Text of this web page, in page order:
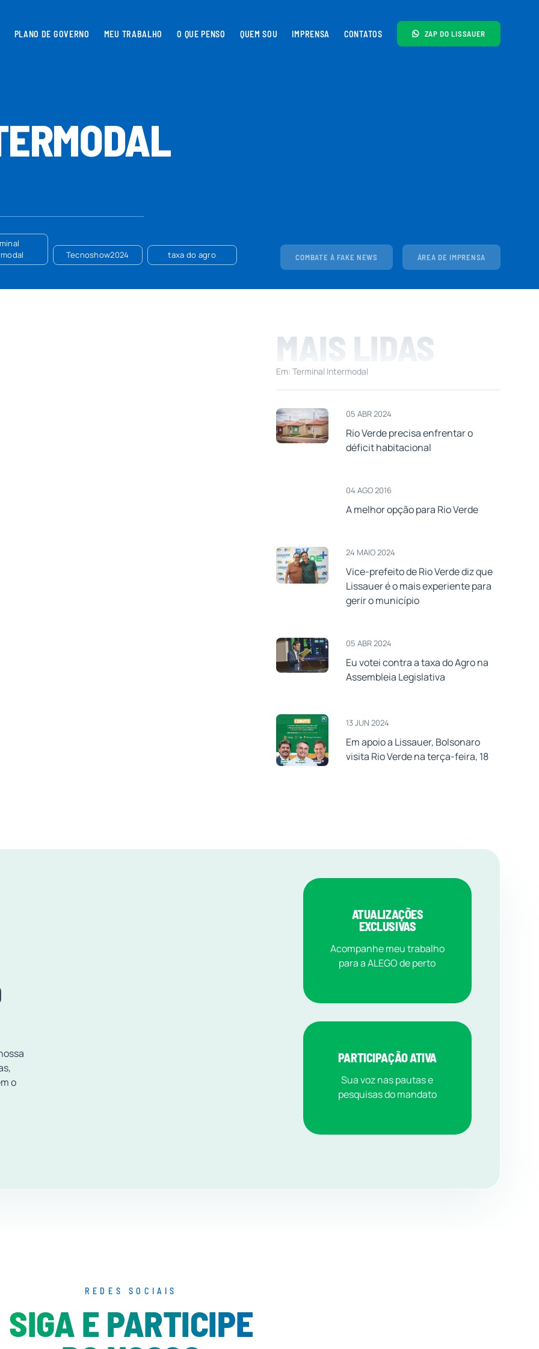
PLANO DE GOVERNO MEU TRABALHO O QUE PENSO QUEM SOU IMPRENSA CONTATOS ZAP DO LISSAUER
Tecnoshow2024 taxa do agro serviços gratuitos Segurança Saúde
COMBATE À FAKE NEWS ÁREA DE IMPRENSA
MAIS LIDAS
Em: Terminal Intermodal
05 ABR 2024
Rio Verde precisa enfrentar o
déficit habitacional
04 AGO 2016
A melhor opção para Rio Verde
24 MAIO 2024
Vice-prefeito de Rio Verde diz que
Lissauer é o mais experiente para
gerir o município
05 ABR 2024
Eu votei contra a taxa do Agro na
Assembleia Legislativa
13 JUN 2024
Em apoio a Lissauer, Bolsonaro
visita Rio Verde na terça-feira, 18
o
ATUALIZAÇÕES
EXCLUSIVAS
Acompanhe meu trabalho
para a ALEGO de perto
PARTICIPAÇÃO ATIVA
Sua voz nas pautas e
pesquisas do mandato
REDES SOCIAIS
SIGA E PARTICIPE